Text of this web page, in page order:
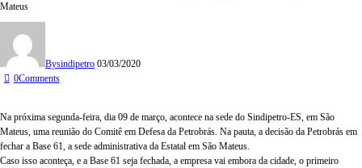
Mateus
Bysindipetro 03/03/2020
0Comments
Na próxima segunda-feira, dia 09 de março, acontece na sede do Sindipetro-ES, em São
Mateus, uma reunião do Comitê em Defesa da Petrobrás. Na pauta, a decisão da Petrobrás em
fechar a Base 61, a sede administrativa da Estatal em São Mateus.
Caso isso aconteça, e a Base 61 seja fechada, a empresa vai embora da cidade, o primeiro